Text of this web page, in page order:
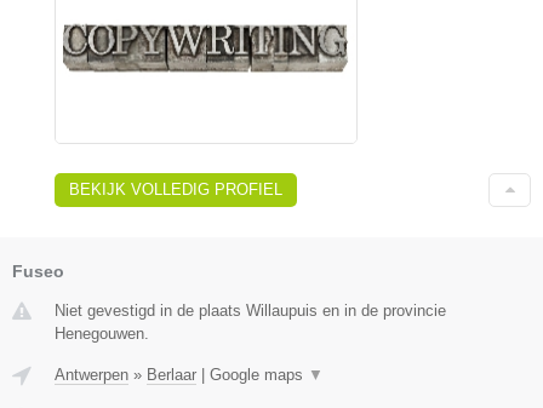
BEKIJK VOLLEDIG PROFIEL
Fuseo
Niet gevestigd in de plaats Willaupuis en in de provincie
Henegouwen.
Antwerpen » Berlaar Google maps ▼